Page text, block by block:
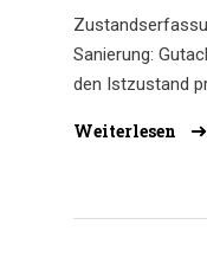
Sanierung:
den Istzustand
Weiterlesen